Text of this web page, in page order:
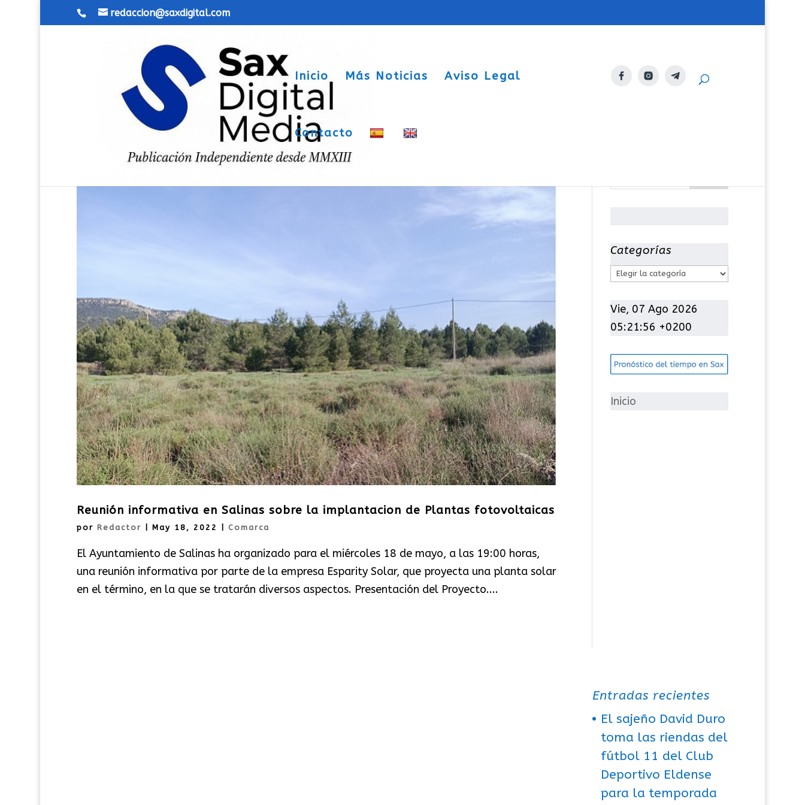
redaccion@saxdigital.com
Inicio Más Noticias Aviso Legal
Contacto
Reunión informativa en Salinas sobre la implantacion de Plantas fotovoltaicas
por Redactor May 18, 2022 Comarca
El Ayuntamiento de Salinas ha organizado para el miércoles 18 de mayo, a las 19:00 horas,
una reunión informativa por parte de la empresa Esparity Solar, que proyecta una planta solar
en el término, en la que se tratarán diversos aspectos. Presentación del Proyecto....
Categorías
C
t
e
o
í
Vie, 07 Ago 2026
05:21:57 +0200
Inicio
Entradas recientes
El sajeño David Duro
toma las riendas del
fútbol 11 del Club
Deportivo Eldense
para la temporada